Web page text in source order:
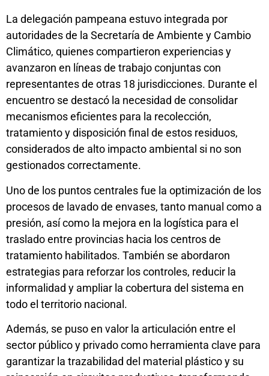
La delegación pampeana estuvo integrada por
autoridades de la Secretaría de Ambiente y Cambio
Climático, quienes compartieron experiencias y
avanzaron en líneas de trabajo conjuntas con
representantes de otras 18 jurisdicciones. Durante el
encuentro se destacó la necesidad de consolidar
mecanismos eficientes para la recolección,
tratamiento y disposición final de estos residuos,
considerados de alto impacto ambiental si no son
gestionados correctamente.
Uno de los puntos centrales fue la optimización de los
procesos de lavado de envases, tanto manual como a
presión, así como la mejora en la logística para el
traslado entre provincias hacia los centros de
tratamiento habilitados. También se abordaron
estrategias para reforzar los controles, reducir la
informalidad y ampliar la cobertura del sistema en
todo el territorio nacional.
Además, se puso en valor la articulación entre el
sector público y privado como herramienta clave para
garantizar la trazabilidad del material plástico y su